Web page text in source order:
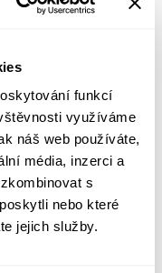
funkcí
využíváme
náš web používáte,
média, inzerci a
s
nebo které
jejich služby.